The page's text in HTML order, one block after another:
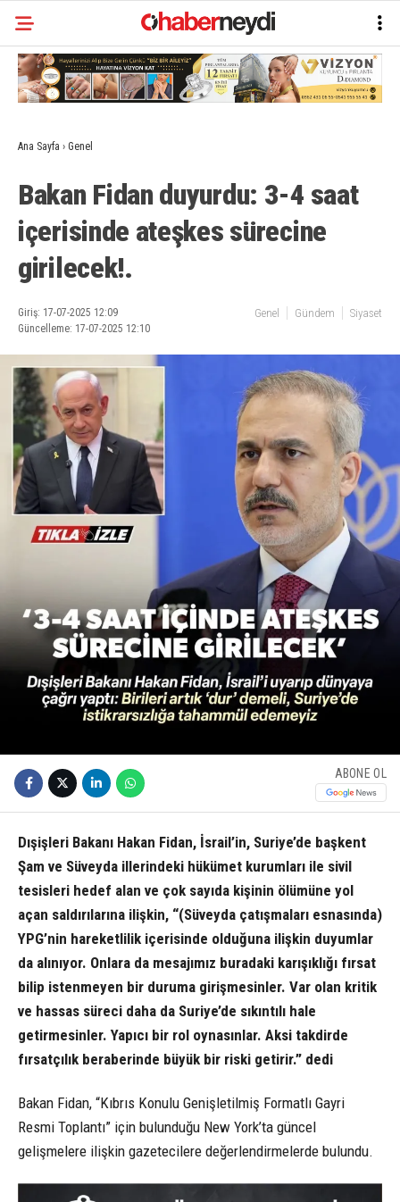
Ana Sayfa › Genel
Bakan Fidan duyurdu: 3-4 saat
içerisinde ateşkes sürecine
girilecek!.
Giriş: 17-07-2025 12:09
Güncelleme: 17-07-2025 12:10
Genel Gündem Siyaset
ABONE OL
Dışişleri Bakanı Hakan Fidan, İsrail’in, Suriye’de başkent
Şam ve Süveyda illerindeki hükümet kurumları ile sivil
tesisleri hedef alan ve çok sayıda kişinin ölümüne yol
açan saldırılarına ilişkin, “(Süveyda çatışmaları esnasında)
YPG’nin hareketlilik içerisinde olduğuna ilişkin duyumlar
da alınıyor. Onlara da mesajımız buradaki karışıklığı fırsat
bilip istenmeyen bir duruma girişmesinler. Var olan kritik
ve hassas süreci daha da Suriye’de sıkıntılı hale
getirmesinler. Yapıcı bir rol oynasınlar. Aksi takdirde
fırsatçılık beraberinde büyük bir riski getirir.” dedi
Bakan Fidan, “Kıbrıs Konulu Genişletilmiş Formatlı Gayri
Resmi Toplantı” için bulunduğu New York’ta güncel
gelişmelere ilişkin gazetecilere değerlendirmelerde bulundu.